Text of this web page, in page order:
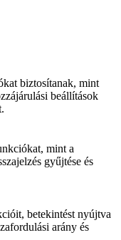
biztosítanak, mint
beállítások
mint a
gyűjtése és
betekintést nyújtva
arány és